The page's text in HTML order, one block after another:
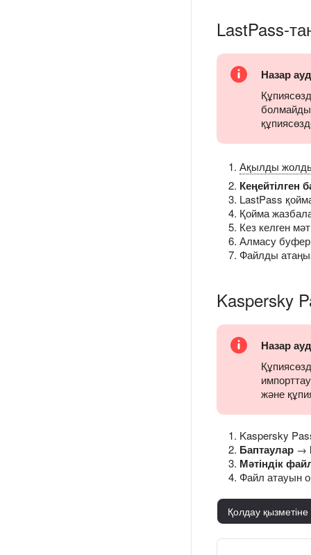
LastPass-
Назар
Ақылды
Кеңейтілген
LastPass
Қойма
Кез келген
Алмасу
Файлды
Kaspersky
Назар
және
Kaspersky
Баптаулар →
Мәтіндік
Файл атауын
Қолдау